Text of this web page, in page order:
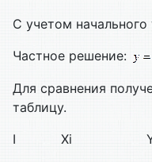
C учетом начального
Частное решение:
Для сравнения
таблицу.
I
Xi